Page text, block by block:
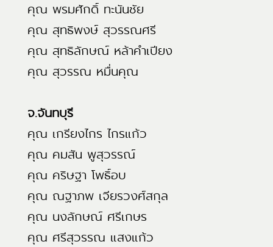
คุณ พรมศักดิ์ ทะนันชัย
คุณ สุทธิพงษ์ สุวรรณศรี
คุณ สุทธิลักษณ์ หล้าคำเปียง
คุณ สุวรรณ หมื่นคุณ
จ.จันทบุรี
คุณ เกรียงไกร ไกรแก้ว
คุณ คมสัน พูสุวรรณ์
คุณ คริษฐา โพธิ์อบ
คุณ ณฐาภพ เจียรวงศ์สกุล
คุณ นงลักษณ์ ศรีเกษร
คุณ ศรีสุวรรณ แสงแก้ว